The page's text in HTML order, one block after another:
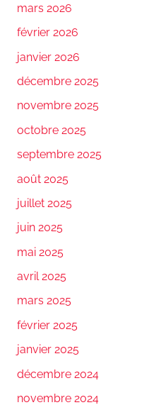
mars 2026
février 2026
janvier 2026
décembre 2025
novembre 2025
octobre 2025
septembre 2025
août 2025
juillet 2025
juin 2025
mai 2025
avril 2025
mars 2025
février 2025
janvier 2025
décembre 2024
novembre 2024